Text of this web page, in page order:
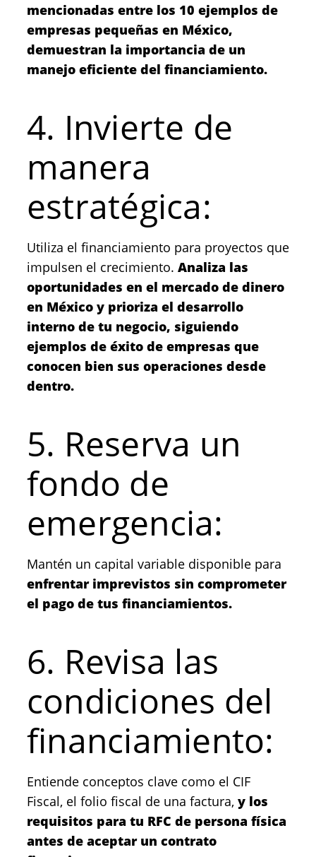
mencionadas entre los 10 ejemplos de
empresas pequeñas en México,
demuestran la importancia de un
manejo eficiente del financiamiento.
4. Invierte de
manera
estratégica:
Utiliza el financiamiento para proyectos que
impulsen el crecimiento. Analiza las
oportunidades en el mercado de dinero
en México y prioriza el desarrollo
interno de tu negocio, siguiendo
ejemplos de éxito de empresas que
conocen bien sus operaciones desde
dentro.
5. Reserva un
fondo de
emergencia:
Mantén un capital variable disponible para
enfrentar imprevistos sin comprometer
el pago de tus financiamientos.
6. Revisa las
condiciones del
financiamiento:
Entiende conceptos clave como el CIF
Fiscal, el folio fiscal de una factura, y los
requisitos para tu RFC de persona física
antes de aceptar un contrato